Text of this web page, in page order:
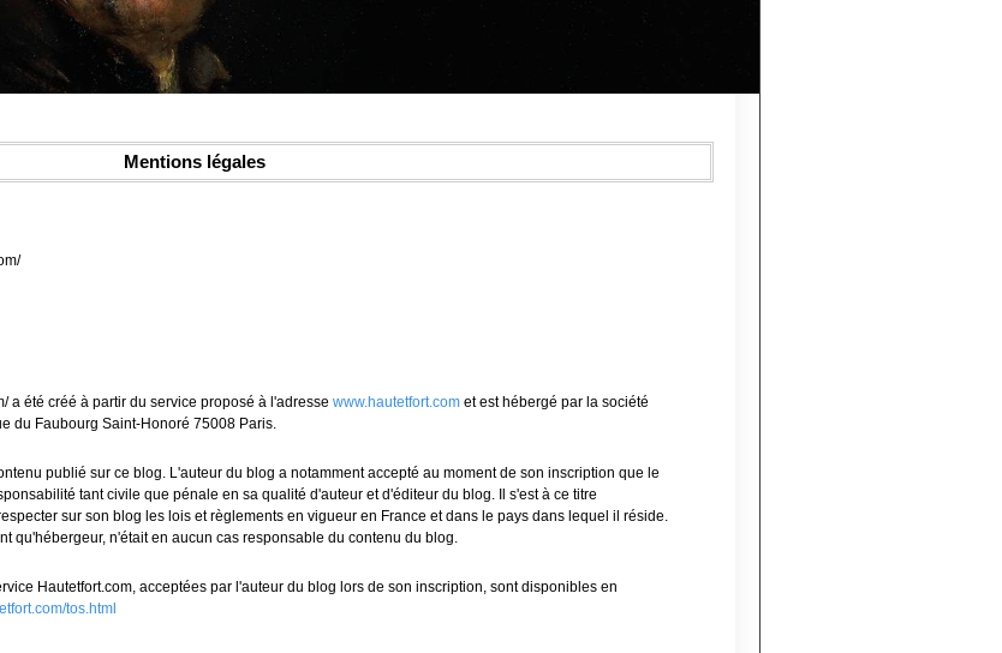
Mentions légales
a été créé à partir du service proposé à l'adresse www.hautetfort.com et est hébergé par la société
du Faubourg Saint-Honoré 75008 Paris.
publié sur ce blog. L'auteur du blog a notamment accepté au moment de son inscription que le
tant civile que pénale en sa qualité d'auteur et d'éditeur du blog. Il s'est à ce titre
sur son blog les lois et règlements en vigueur en France et dans le pays dans lequel il réside.
qu'hébergeur, n'était en aucun cas responsable du contenu du blog.
Hautetfort.com, acceptées par l'auteur du blog lors de son inscription, sont disponibles en
tos.html